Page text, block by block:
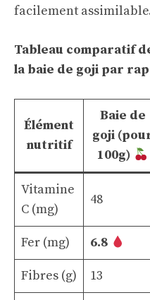
facilement
Tableau comparatif
la baie de goji par
Élément
nutritif
Baie de
goji
100g)
Vitamine
C (mg)
48
Fer (mg) 6.8
Fibres (g) 13